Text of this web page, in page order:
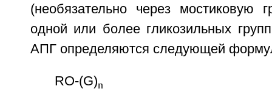
(необязательно через мостиковую
одной или более гликозильных
АПГ определяются следующей
RO-(G)n